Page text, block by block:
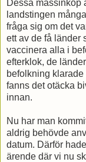
Dessa massinköp
landstingen
fråga sig om det
ett av de få länder
vaccinera alla i
efterklok, de
befolkning
fanns det otäcka
innan.
Nu har man
aldrig behövde
datum. Därför
ärende där vi nu